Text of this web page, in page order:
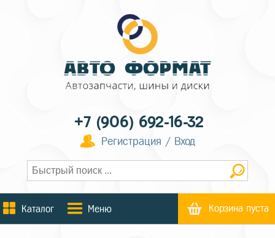
+7 (906) 692-16-32
Регистрация / Вход
Каталог Меню Корзина пуста